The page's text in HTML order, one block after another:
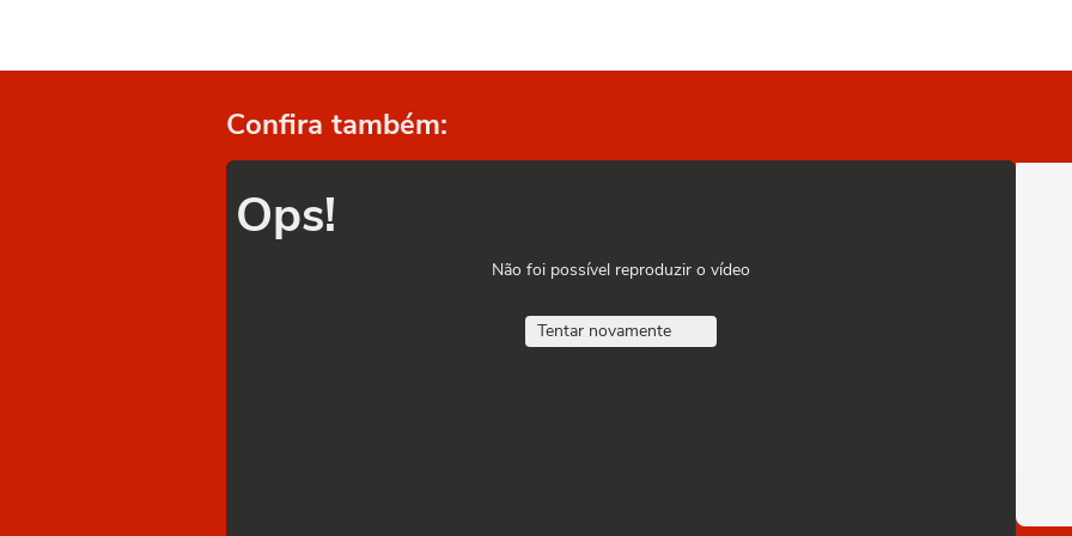
Confira também:
Ops!
Não foi possível reproduzir o vídeo
Tentar novamente